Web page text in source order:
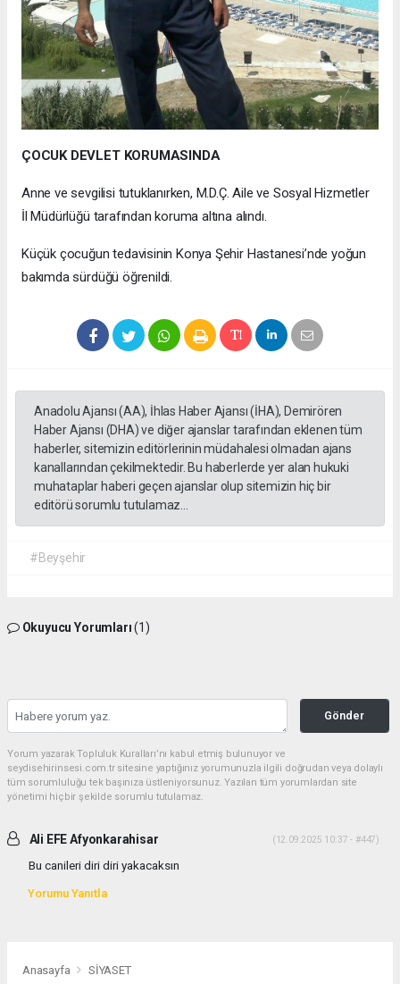
ÇOCUK DEVLET KORUMASINDA
Anne ve sevgilisi tutuklanırken, M.D.Ç. Aile ve Sosyal Hizmetler
İl Müdürlüğü tarafından koruma altına alındı.
Küçük çocuğun tedavisinin Konya Şehir Hastanesi’nde yoğun
bakımda sürdüğü öğrenildi.
Anadolu Ajansı (AA), İhlas Haber Ajansı (İHA), Demirören
Haber Ajansı (DHA) ve diğer ajanslar tarafından eklenen tüm
haberler, sitemizin editörlerinin müdahalesi olmadan ajans
kanallarından çekilmektedir. Bu haberlerde yer alan hukuki
muhataplar haberi geçen ajanslar olup sitemizin hiç bir
editörü sorumlu tutulamaz...
#Beyşehir
Okuyucu Yorumları(1)
Gönder
Yorum yazarak Topluluk Kuralları’nı kabul etmiş bulunuyor ve
seydisehirinsesi.com.tr sitesine yaptığınız yorumunuzla ilgili doğrudan veya dolaylı
tüm sorumluluğu tek başınıza üstleniyorsunuz. Yazılan tüm yorumlardan site
yönetimi hiçbir şekilde sorumlu tutulamaz.
Ali EFE Afyonkarahisar (12.09.2025 10:37 - #447)
Bu canileri diri diri yakacaksın
Yorumu Yanıtla
Anasayfa SİYASET